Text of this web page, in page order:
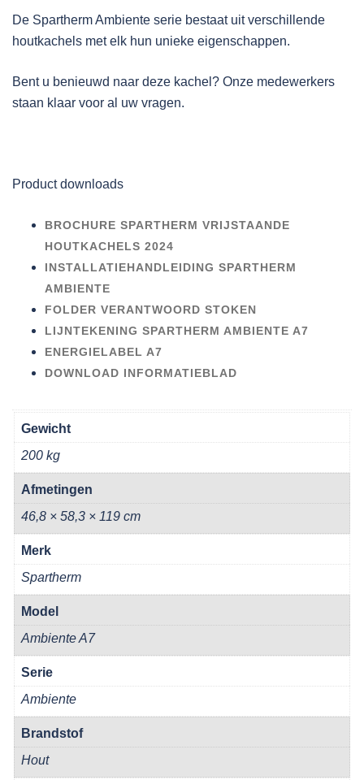
De Spartherm Ambiente serie bestaat uit verschillende
houtkachels met elk hun unieke eigenschappen.
Bent u benieuwd naar deze kachel? Onze medewerkers
staan klaar voor al uw vragen.
Product downloads
BROCHURE SPARTHERM VRIJSTAANDE
HOUTKACHELS 2024
INSTALLATIEHANDLEIDING SPARTHERM
AMBIENTE
FOLDER VERANTWOORD STOKEN
LIJNTEKENING SPARTHERM AMBIENTE A7
ENERGIELABEL A7
DOWNLOAD INFORMATIEBLAD
Gewicht
200 kg
Afmetingen
46,8 × 58,3 × 119 cm
Merk
Spartherm
Model
Ambiente A7
Serie
Ambiente
Brandstof
Hout